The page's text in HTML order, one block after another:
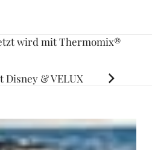
wird mit Thermomix®
Disney & VELUX